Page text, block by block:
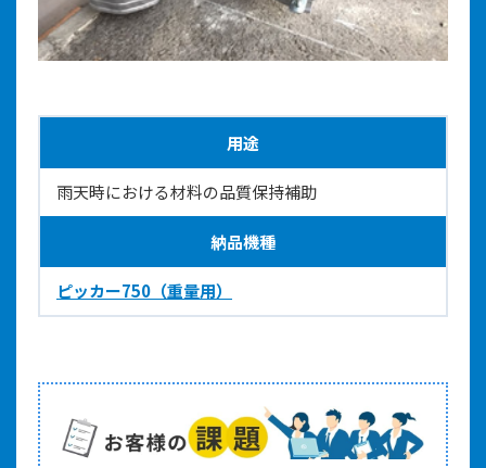
用途
雨天時における材料の品質保持補助
納品機種
ピッカー750（重量用）